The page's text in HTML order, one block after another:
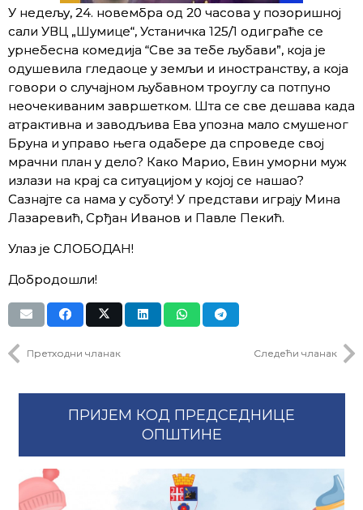
У недељу, 24. новембра од 20 часова у позоришној
сали УВЦ „Шумице“, Устаничка 125/1 одиграће се
урнебесна комедија “Све за тебе љубави”, која је
одушевила гледаоце у земљи и иностранству, а која
говори о случајном љубавном троуглу са потпуно
неочекиваним завршетком. Шта се све дешава када
атрактивна и заводљива Ева упозна мало смушеног
Бруна и управо њега одабере да спроведе свој
мрачни план у дело? Како Марио, Евин уморни муж
излази на крај са ситуацијом у којој се нашао?
Сазнајте са нама у суботу! У представи играју Мина
Лазаревић, Срђан Иванов и Павле Пекић.
Улаз је СЛОБОДАН!
Добродошли!
Претходни чланак Следећи чланак
ПРИЈЕМ КОД ПРЕДСЕДНИЦЕ
ОПШТИНЕ